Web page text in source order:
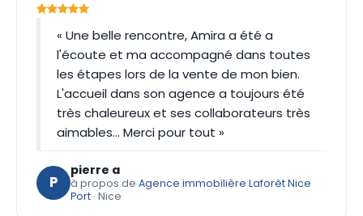
« Une belle rencontre, Amira a été a
l'écoute et ma accompagné dans toutes
les étapes lors de la vente de mon bien.
L'accueil dans son agence a toujours été
très chaleureux et ses collaborateurs très
aimables... Merci pour tout »
P
pierre a
à propos de Agence immobilière Laforêt Nice
Port · Nice